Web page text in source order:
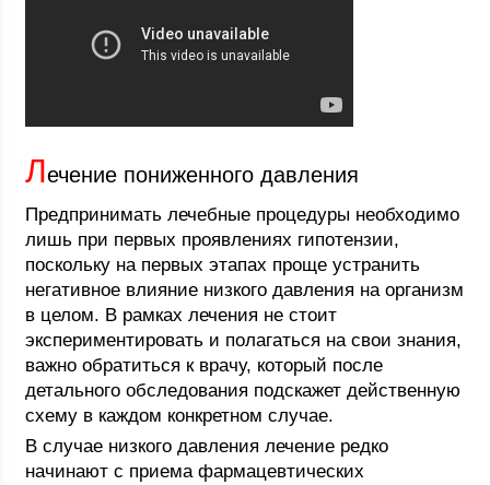
Лечение пониженного давления
Предпринимать лечебные процедуры необходимо
лишь при первых проявлениях гипотензии,
поскольку на первых этапах проще устранить
негативное влияние низкого давления на организм
в целом. В рамках лечения не стоит
экспериментировать и полагаться на свои знания,
важно обратиться к врачу, который после
детального обследования подскажет действенную
схему в каждом конкретном случае.
В случае низкого давления лечение редко
начинают с приема фармацевтических